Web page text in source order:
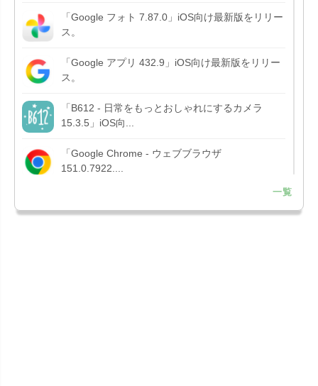
「Google フォト 7.87.0」iOS向け最新版をリリー
ス。
「Google アプリ 432.9」iOS向け最新版をリリー
ス。
「B612 - 日常をもっとおしゃれにするカメラ
15.3.5」iOS向...
「Google Chrome - ウェブブラウザ
151.0.7922....
「Microsoft OneDrive 18.7.3」iOS向け最新版を...
一覧